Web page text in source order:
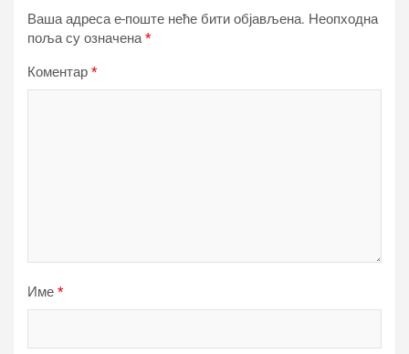
Ваша адреса е-поште неће бити објављена. Неопходна
поља су означена*
Коментар *
Име *